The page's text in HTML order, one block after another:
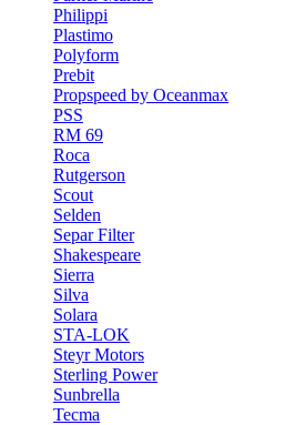
Philippi
Plastimo
Polyform
Prebit
Propspeed by Oceanmax
PSS
RM 69
Roca
Rutgerson
Scout
Selden
Separ Filter
Shakespeare
Sierra
Silva
Solara
STA-LOK
Steyr Motors
Sterling Power
Sunbrella
Tecma